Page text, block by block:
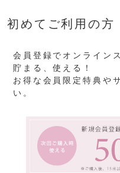
初めてご利用の方
会員登録でオンライン
貯まる、使える！
お得な会員限定特典や
い。